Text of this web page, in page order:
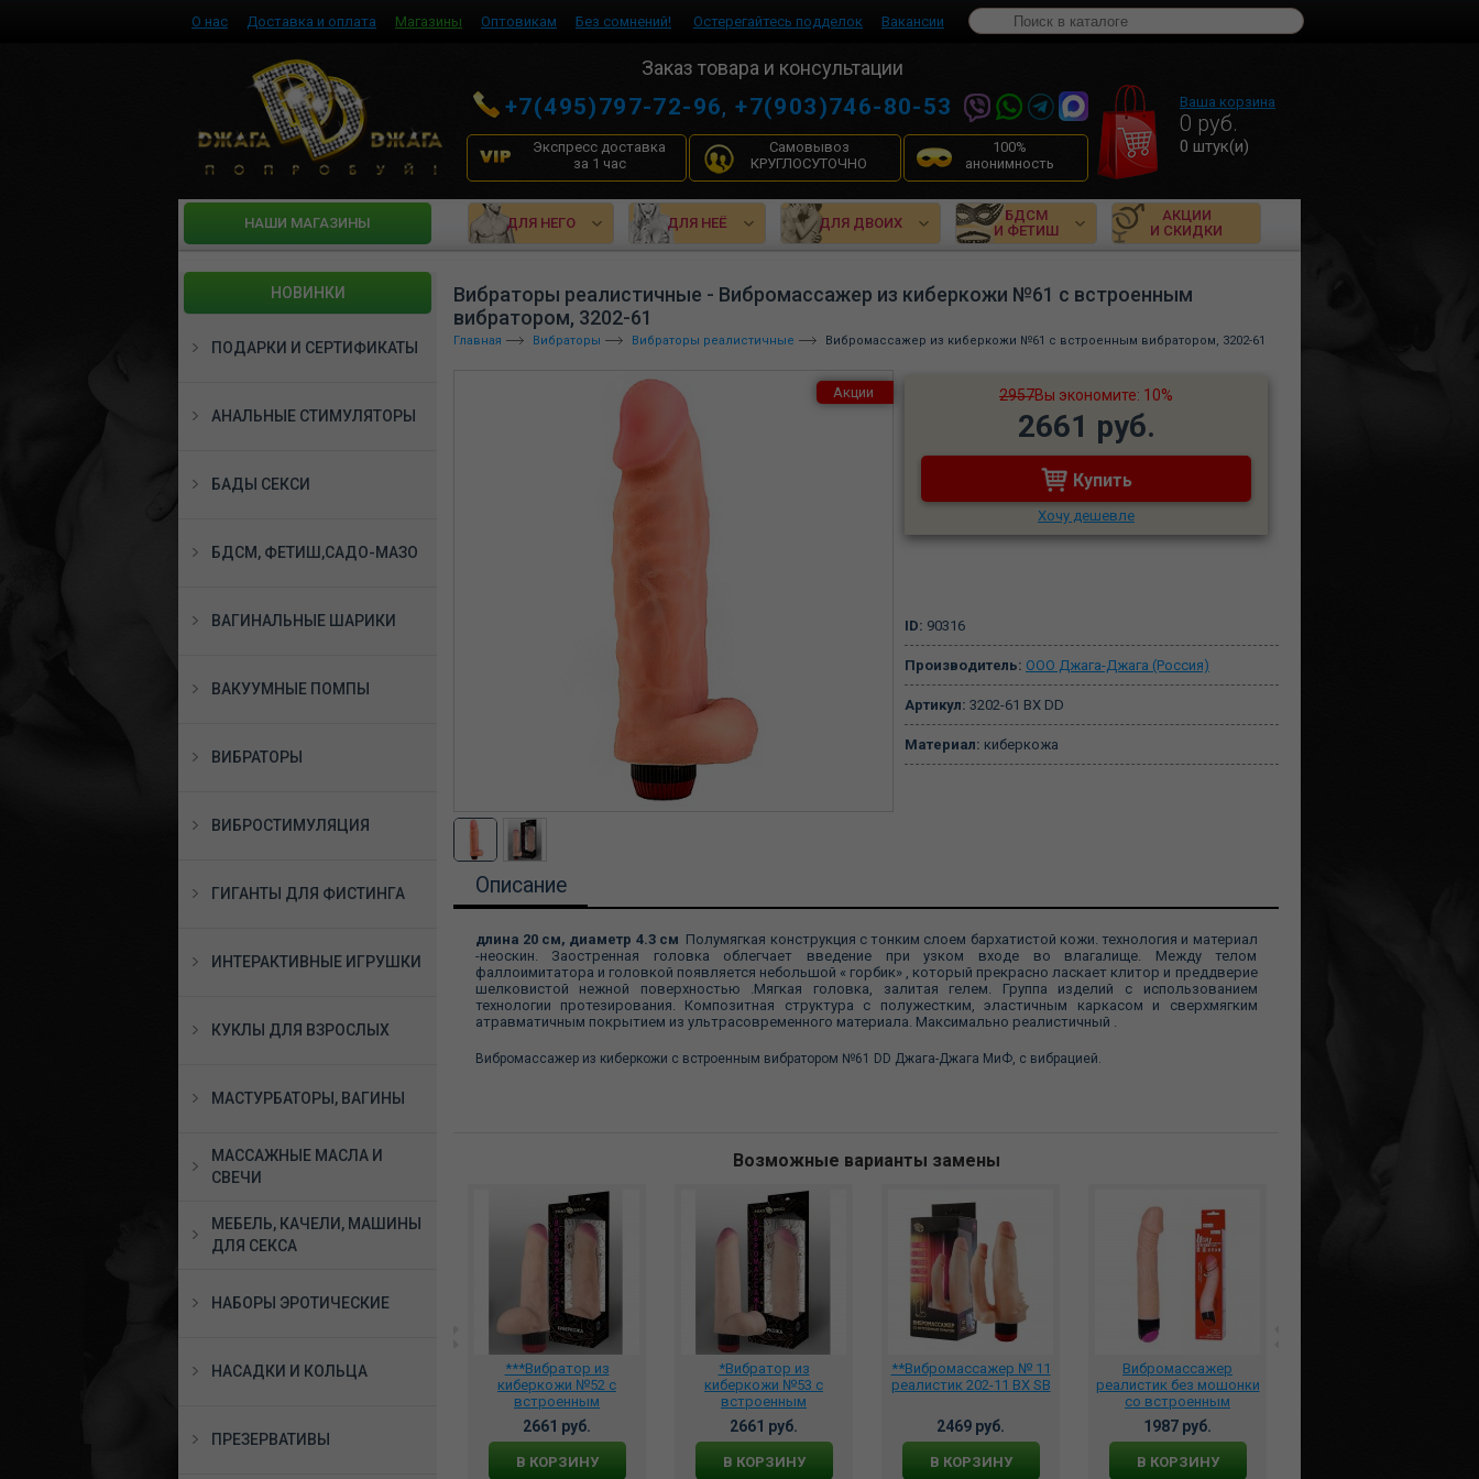
О нас Доставка и оплата Магазины Оптовикам Без сомнений! Остерегайтесь подделок Вакансии
Заказ товара и консультации
+7(495)797-72-96,+7(903)746-80-53
Экспресс доставка
за 1 час
Самовывоз
КРУГЛОСУТОЧНО
100%
анонимность
Ваша корзина
0 руб.
0 штук(и)
HАШИ МАГАЗИНЫ ДЛЯ НЕГО ДЛЯ НЕЁ ДЛЯ ДВОИХ
БДСМ
И ФЕТИШ
АКЦИИ
И СКИДКИ
НОВИНКИ
ПОДАРКИ И СЕРТИФИКАТЫ
АНАЛЬНЫЕ СТИМУЛЯТОРЫ
БАДЫ СЕКСИ
БДСМ, ФЕТИШ,САДО-МАЗО
ВАГИНАЛЬНЫЕ ШАРИКИ
ВАКУУМНЫЕ ПОМПЫ
ВИБРАТОРЫ
ВИБРОСТИМУЛЯЦИЯ
ГИГАНТЫ ДЛЯ ФИСТИНГА
ИНТЕРАКТИВНЫЕ ИГРУШКИ
КУКЛЫ ДЛЯ ВЗРОСЛЫХ
МАСТУРБАТОРЫ, ВАГИНЫ
МАССАЖНЫЕ МАСЛА И
СВЕЧИ
МЕБЕЛЬ, КАЧЕЛИ, МАШИНЫ
ДЛЯ СЕКСА
НАБОРЫ ЭРОТИЧЕСКИЕ
НАСАДКИ И КОЛЬЦА
ПРЕЗЕРВАТИВЫ
Вибраторы реалистичные - Вибромассажер из киберкожи №61 с встроенным
вибратором, 3202-61
Главная Вибраторы Вибраторы реалистичные Вибромассажер из киберкожи №61 с встроенным вибратором, 3202-61
Акции 2957Вы экономите: 10%
2661 руб.
Купить
Хочу дешевле
ID: 90316
Производитель: ООО Джага-Джага (Россия)
Артикул: 3202-61 BX DD
Материал: киберкожа
Описание
длина 20 см, диаметр 4.3 см Полумягкая конструкция с тонким слоем бархатистой кожи. технология и материал
-неоскин. Заостренная головка облегчает введение при узком входе во влагалище. Между телом
фаллоимитатора и головкой появляется небольшой « горбик» , который прекрасно ласкает клитор и преддверие
шелковистой нежной поверхностью .Мягкая головка, залитая гелем. Группа изделий с использованием
технологии протезирования. Композитная структура с полужестким, эластичным каркасом и сверхмягким
атравматичным покрытием из ультрасовременного материала. Максимально реалистичный .
Вибромассажер из киберкожи с встроенным вибратором №61 DD Джага-Джага МиФ, c вибрацией.
Возможные варианты замены
**Вибратор из
киберкожи №55 с
***Вибратор из
киберкожи №52 с
встроенным
виброэлементом, 3202-
52
2661 руб.
В КОРЗИНУ
*Вибратор из
киберкожи №53 с
встроенным
виброэлементом, 3202-
53
2661 руб.
В КОРЗИНУ
**Вибромассажер № 11
реалистик 202-11 BX SB
2469 руб.
В КОРЗИНУ
Вибромассажер
реалистик без мошонки
со встроенным
вибратором USA NEW,
BW-006070
1987 руб.
В КОРЗИНУ